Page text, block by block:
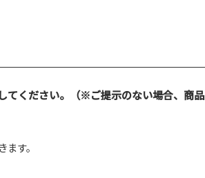
ください。（※ご提示のない場合、商品
す。